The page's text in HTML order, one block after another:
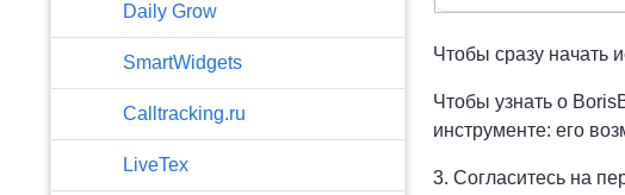
​Daily Grow
SmartWidgets
Calltracking.ru
LiveTex
Чтобы сразу начать
Чтобы узнать о
инструменте: его
3. Согласитесь на